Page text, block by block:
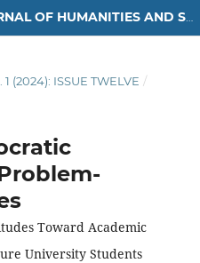
KOYA UNIVERSITY JOURNAL OF HUMANITIES AND SOCIAL SCIENCES
1 (2024): ISSUE TWELVE /
Toward Academic
University Students